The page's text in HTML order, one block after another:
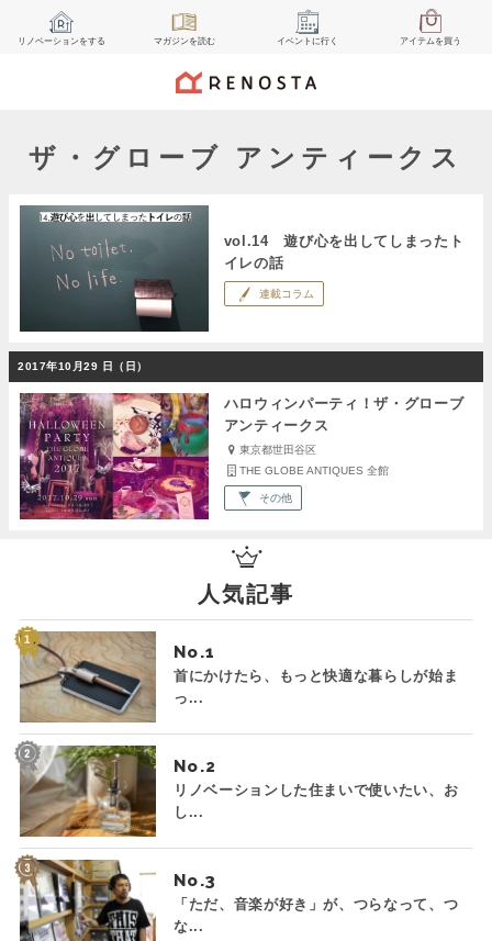
リノベーションをする マガジンを読む イベント に行く アイテムを買う
ザ・グローブ アンティークス
vol.14 遊び心を出してしまったト
イレの話
連載コラム
2017年10月29 日（日）
ハロウィンパーティ！ザ・グローブ
アンティークス
東京都世田谷区
THE GLOBE ANTIQUES 全館
その他
人気記事
No.
首にかけたら、もっと快適な暮らしが始ま
っ...
No.
リノベーションした住まいで使いたい、お
し...
No.
「ただ、音楽が好き」が、つらなって、つ
な...